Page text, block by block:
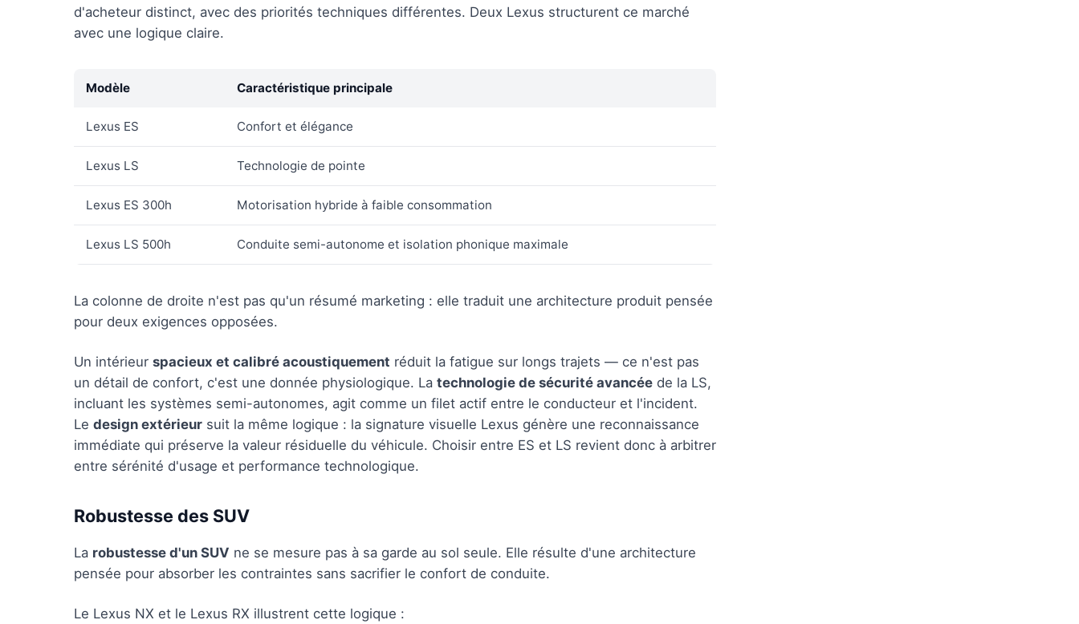
d'acheteur distinct, avec des priorités techniques différentes. Deux Lexus structurent ce marché
avec une logique claire.
Modèle Caractéristique principale
Lexus ES Confort et élégance
Lexus LS Technologie de pointe
Lexus ES 300h Motorisation hybride à faible consommation
Lexus LS 500h Conduite semi-autonome et isolation phonique maximale
La colonne de droite n'est pas qu'un résumé marketing : elle traduit une architecture produit pensée
pour deux exigences opposées.
Un intérieur spacieux et calibré acoustiquement réduit la fatigue sur longs trajets — ce n'est pas
un détail de confort, c'est une donnée physiologique. La technologie de sécurité avancée de la LS,
incluant les systèmes semi-autonomes, agit comme un filet actif entre le conducteur et l'incident.
Le design extérieur suit la même logique : la signature visuelle Lexus génère une reconnaissance
immédiate qui préserve la valeur résiduelle du véhicule. Choisir entre ES et LS revient donc à arbitrer
entre sérénité d'usage et performance technologique.
Robustesse des SUV
La robustesse d'un SUV ne se mesure pas à sa garde au sol seule. Elle résulte d'une architecture
pensée pour absorber les contraintes sans sacrifier le confort de conduite.
Le Lexus NX et le Lexus RX illustrent cette logique :